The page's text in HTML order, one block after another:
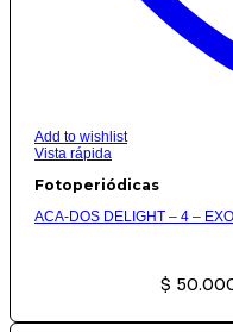
Add to wishlist
Vista rápida
Fotoperiódicas
ACA-DOS DELIGHT – 4 –
$